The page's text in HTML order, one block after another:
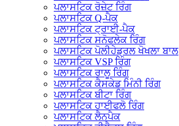
ਪਲਾਸਟਿਕ ਰੋਜ਼ੇਟ ਰਿੰਗ
ਪਲਾਸਟਿਕ Q-ਪੈਕ
ਪਲਾਸਟਿਕ ਟ੍ਰਾਈ-ਪੈਕ
ਪਲਾਸਟਿਕ ਸਨੋਫਲੇਕ ਰਿੰਗ
ਪਲਾਸਟਿਕ ਪੋਲੀਹੇਡ੍ਰਲ ਖੋਖਲਾ ਬਾਲ
ਪਲਾਸਟਿਕ VSP ਰਿੰਗ
ਪਲਾਸਟਿਕ ਰਾਲੂ ਰਿੰਗ
ਪਲਾਸਟਿਕ ਕੈਸਕੇਡ ਮਿੰਨੀ ਰਿੰਗ
ਪਲਾਸਟਿਕ ਬੀਟਾ ਰਿੰਗ
ਪਲਾਸਟਿਕ ਹਾਈਫਲੋ ਰਿੰਗ
ਪਲਾਸਟਿਕ ਲੈਨਪੈਕ